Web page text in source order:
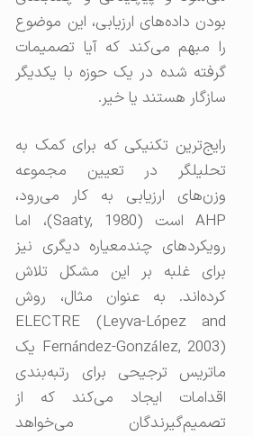
بودن داده‌های ارزیابی، این موضوع
را مبهم می‌کند که آیا تصمیمات
گرفته شده در یک حوزه با یکدیگر
سازگار هستند یا خیر.
رایج‌ترین تکنیکی که برای کمک به
تحلیلگر در تعیین مجموعه
وزن‌های ارزیابی به کار می‌رود،
AHP است (Saaty, 1980)، اما
رویکردهای چندمعیاره دیگری نیز
برای غلبه بر این مشکل تلاش
کرده‌اند. به عنوان مثال، روش
ELECTRE (Leyva-López and
Fernández-González, 2003) یک
ماتریس ترجیحی برای رتبه‌بندی
اقدامات ایجاد می‌کند که از
تصمیم‌گیرندگان می‌خواهد